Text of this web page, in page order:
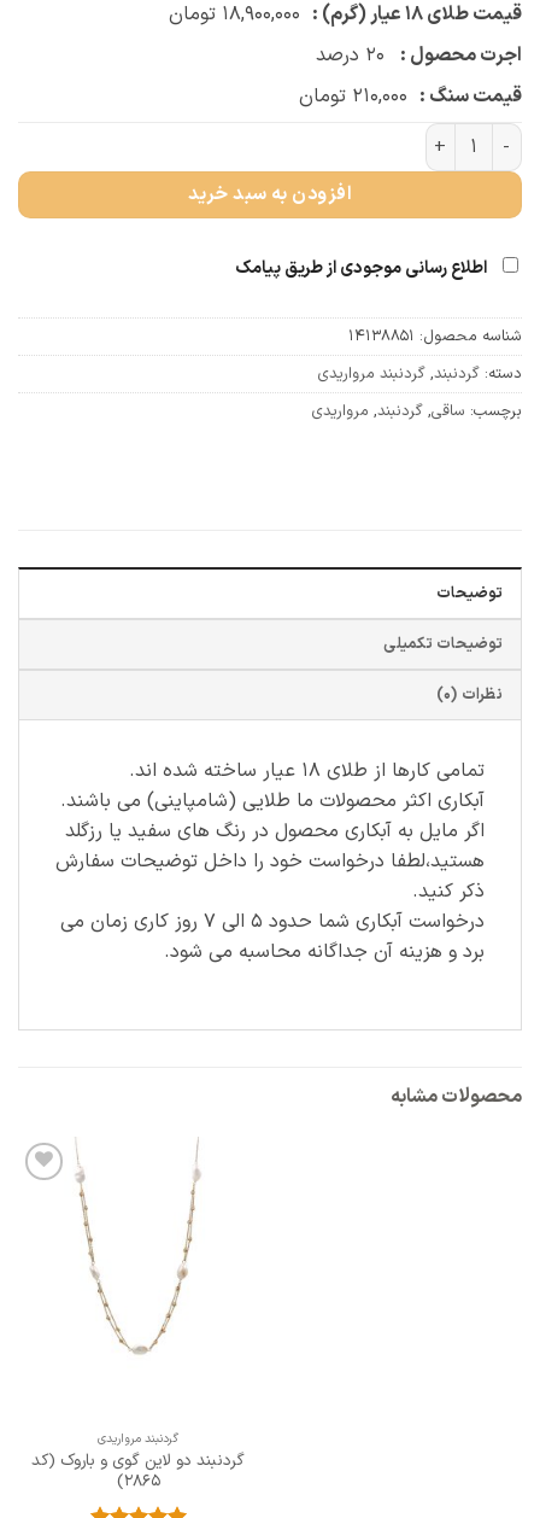
قیمت طلای ۱۸ عیار (گرم) :
۱۸,۹۰۰,۰۰۰ تومان
اجرت محصول :
۲۰ درصد
قیمت سنگ : ۲۱۰,۰۰۰ تومان
گردنبند ساقی (کد 4154) عدد
افزودن به سبد خرید
اطلاع رسانی موجودی از طریق پیامک
شناسه محصول: 14138851
دسته: گردنبند, گردنبند مرواریدی
برچسب: ساقی, گردنبند, مرواریدی
توضیحات
توضیحات تکمیلی
نظرات (0)
تمامی کارها از طلای ۱۸ عیار ساخته شده اند.
آبکاری اکثر محصولات ما طلایی (شامپاینی) می باشند.
اگر مایل به آبکاری محصول در رنگ های سفید یا رزگلد
هستید،لطفا درخواست خود را داخل توضیحات سفارش
ذکر کنید.
درخواست آبکاری شما حدود ۵ الی ۷ روز کاری زمان می
برد و هزینه آن جداگانه محاسبه می شود.
محصولات مشابه
گردنبند مرواریدی
گردنبند دو لاین گوی و باروک (کد
2865)